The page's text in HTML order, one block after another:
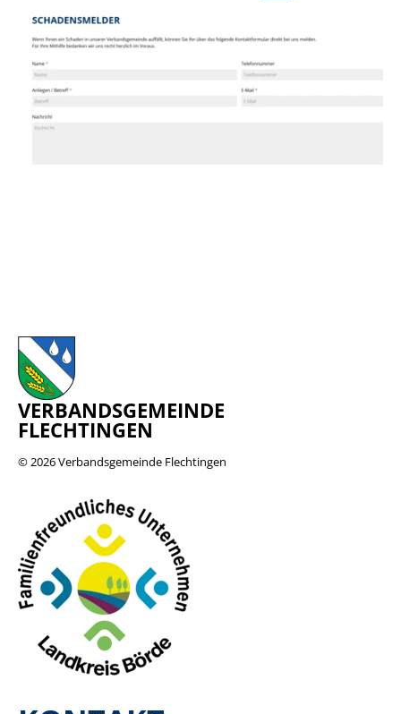
VERBANDSGEMEINDE
FLECHTINGEN
© 2026Verbandsgemeinde Flechtingen